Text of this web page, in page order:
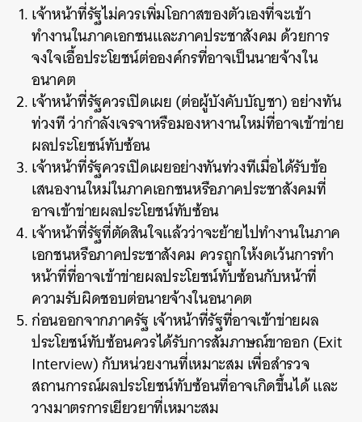
เจ้าหน้าที่รัฐไม่ควรเพิ่มโอกาสของตัวเองที่จะเข้า
ทำงานในภาคเอกชนและภาคประชาสังคม ด้วยการ
จงใจเอื้อประโยชน์ต่อองค์กรที่อาจเป็นนายจ้างใน
อนาคต
เจ้าหน้าที่รัฐควรเปิดเผย (ต่อผู้บังคับบัญชา) อย่างทัน
ท่วงที ว่ากำลังเจรจาหรือมองหางานใหม่ที่อาจเข้าข่าย
ผลประโยชน์ทับซ้อน
เจ้าหน้าที่รัฐควรเปิดเผยอย่างทันท่วงทีเมื่อได้รับข้อ
เสนองานใหม่ในภาคเอกชนหรือภาคประชาสังคมที่
อาจเข้าข่ายผลประโยชน์ทับซ้อน
เจ้าหน้าที่รัฐที่ตัดสินใจแล้วว่าจะย้ายไปทำงานในภาค
เอกชนหรือภาคประชาสังคม ควรถูกให้งดเว้นการทำ
หน้าที่ที่อาจเข้าข่ายผลประโยชน์ทับซ้อนกับหน้าที่
ความรับผิดชอบต่อนายจ้างในอนาคต
ก่อนออกจากภาครัฐ เจ้าหน้าที่รัฐที่อาจเข้าข่ายผล
ประโยชน์ทับซ้อนควรได้รับการสัมภาษณ์ขาออก (Exit
Interview) กับหน่วยงานที่เหมาะสม เพื่อสำรวจ
สถานการณ์ผลประโยชน์ทับซ้อนที่อาจเกิดขึ้นได้ และ
วางมาตรการเยียวยาที่เหมาะสม